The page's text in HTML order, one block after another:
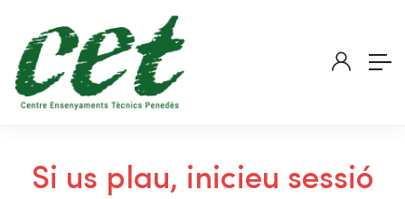
Si us plau, inicieu sessió